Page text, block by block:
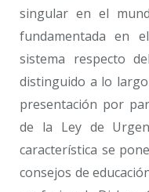
singular en el
fundamentada en
sistema respecto
distinguido a lo
presentación por
de la Ley de
característica se
consejos de